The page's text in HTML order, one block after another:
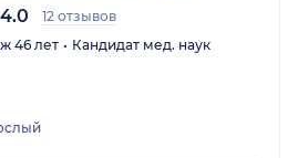
4.0
12 отзывов
46 лет
Кандидат мед. наук